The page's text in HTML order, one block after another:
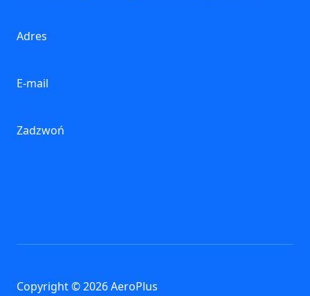
Adres
E-mail
Zadzwoń
Copyright © 2026 AeroPlus